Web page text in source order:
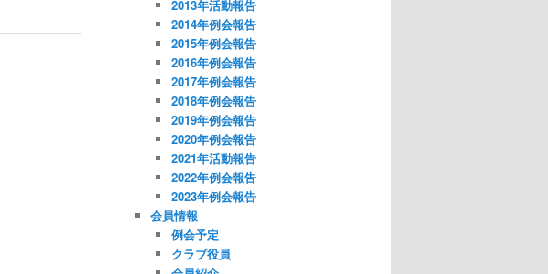
2013年活動報告
2014年例会報告
2015年例会報告
2016年例会報告
2017年例会報告
2018年例会報告
2019年例会報告
2020年例会報告
2021年活動報告
2022年例会報告
2023年例会報告
会員情報
例会予定
クラブ役員